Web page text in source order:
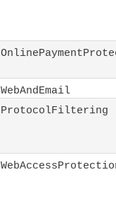
WebAndEmail
ProtocolFiltering